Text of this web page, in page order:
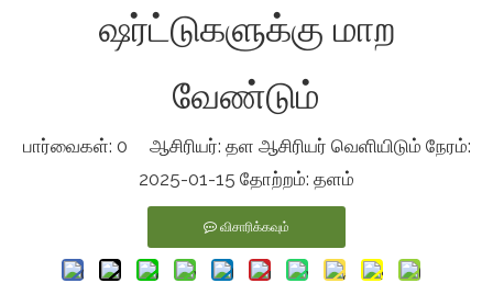
ஷர்ட்டுகளுக்கு மாற
வேண்டும்
பார்வைகள்: 0 ஆசிரியர்: தள ஆசிரியர் வெளியிடும் நேரம்:
2025-01-15 தோற்றம்: தளம்
விசாரிக்கவும்